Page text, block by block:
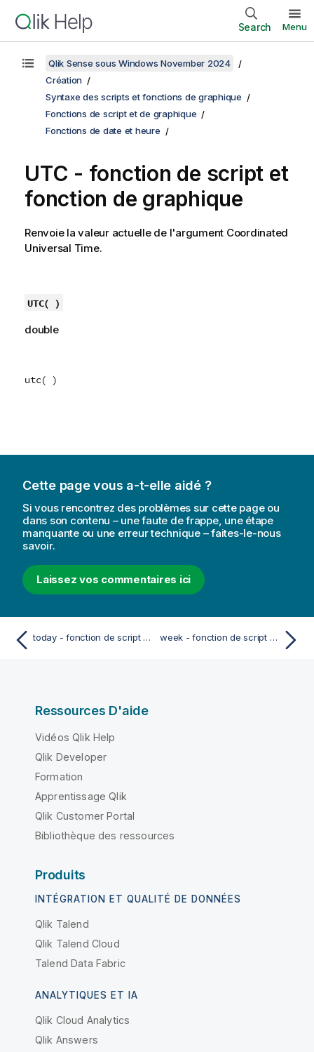
Search Menu
Qlik Sense sous Windows November 2024
Création
Syntaxe des scripts et fonctions de graphique
Fonctions de script et de graphique
Fonctions de date et heure
UTC - fonction de script et
fonction de graphique
Renvoie la valeur actuelle de l'argument Coordinated
Universal Time.
UTC( )
double
utc( )
Cette page vous a-t-elle aidé ?
Si vous rencontrez des problèmes sur cette page ou
dans son contenu – une faute de frappe, une étape
manquante ou une erreur technique – faites-le-nous
savoir.
Laissez vos commentaires ici
today - fonction de script et fonction de graphique week - fonction de script et fonction de graphique
Ressources D'aide
Vidéos Qlik Help
Qlik Developer
Formation
Apprentissage Qlik
Qlik Customer Portal
Bibliothèque des ressources
Produits
INTÉGRATION ET QUALITÉ DE DONNÉES
Qlik Talend
Qlik Talend Cloud
Talend Data Fabric
ANALYTIQUES ET IA
Qlik Cloud Analytics
Qlik Answers